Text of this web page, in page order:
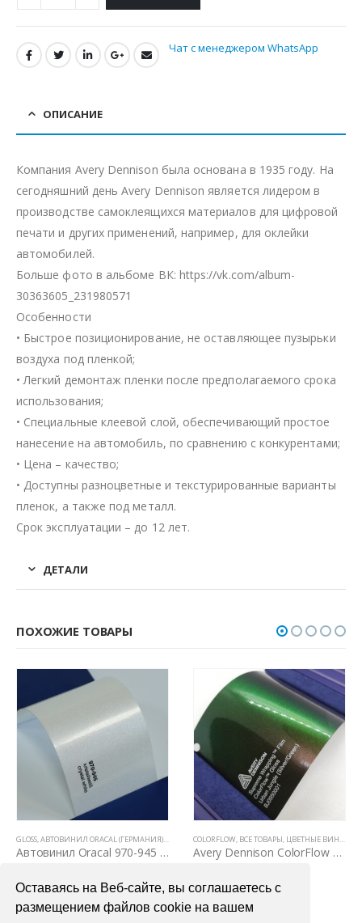
Оставаясь на Веб-сайте, вы соглашаетесь с
размещением файлов cookie на вашем
Чат с менеджером WhatsApp
ОПИСАНИЕ
Компания Avery Dennison была основана в 1935 году. На
сегодняшний день Avery Dennison является лидером в
производстве самоклеящихся материалов для цифровой
печати и других применений, например, для оклейки
автомобилей.
Больше фото в альбоме ВК: https://vk.com/album-
30363605_231980571
Особенности
• Быстрое позиционирование, не оставляющее пузырьки
воздуха под пленкой;
• Легкий демонтаж пленки после предполагаемого срока
использования;
• Специальные клеевой слой, обеспечивающий простое
нанесение на автомобиль, по сравнению с конкурентами;
• Цена – качество;
• Доступны разноцветные и текстурированные варианты
пленок, а также под металл.
Срок эксплуатации – до 12 лет.
ДЕТАЛИ
ПОХОЖИЕ ТОВАРЫ
ТОВАРЫ,ЦВЕТНЫЕ ВИНИЛОВЫЕ ПЛЕНКИ
GLOSS,АВТОВИНИЛ ORACAL (ГЕРМАНИЯ),ВСЕ ТОВАРЫ,ЦВЕТНЫЕ ВИНИЛОВЫЕ ПЛЕНКИ
Автовинил Oracal 970-945 crystal white – кристаллический белый, глянец
В КОРЗИНУ
COLORFLOW, ВСЕ ТОВАРЫ, ЦВЕТНЫЕ ВИНИЛОВЫЕ ПЛЕНКИ
Avery Dennison ColorFlow Urban Jungle Gloss (Silver/Green)
В КОРЗИНУ